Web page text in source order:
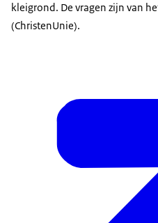
kleigrond. De vragen zijn van
(ChristenUnie).